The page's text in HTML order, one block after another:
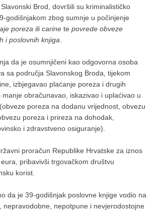
Brod, dovršili su kriminalističko
godišnjakom zbog sumnje u počinjenje
poreza ili carine tepovrede obveze
i poslovnih knjiga
da je osumnjičeni kao odgovorna osoba
sa područja Slavonskog Broda, tijekom
izbjegavao plaćanje poreza i drugih
obračunavao, iskazivao i uplaćivao u
poreza na dodanu vrijednost, obvezu
poreza i prireza na dohodak,
i zdravstveno osiguranje).
proračun Republike Hrvatske za iznos
pribavivši trgovačkom društvu
korist.
da je 39-godišnjak poslovne knjige vodio na
nepravodobne, nepotpune i nevjerodostojne